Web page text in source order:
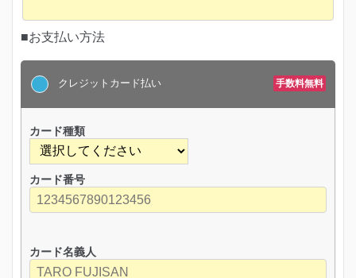
■お支払い方法
クレジットカード払い 手数料無料
カード種類
カード番号
カード名義人